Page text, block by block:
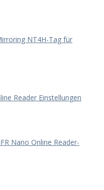
NT4H-Tag für
Reader Einstellungen
Nano Online Reader-